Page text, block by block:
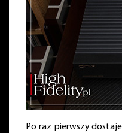
Po raz pierwszy